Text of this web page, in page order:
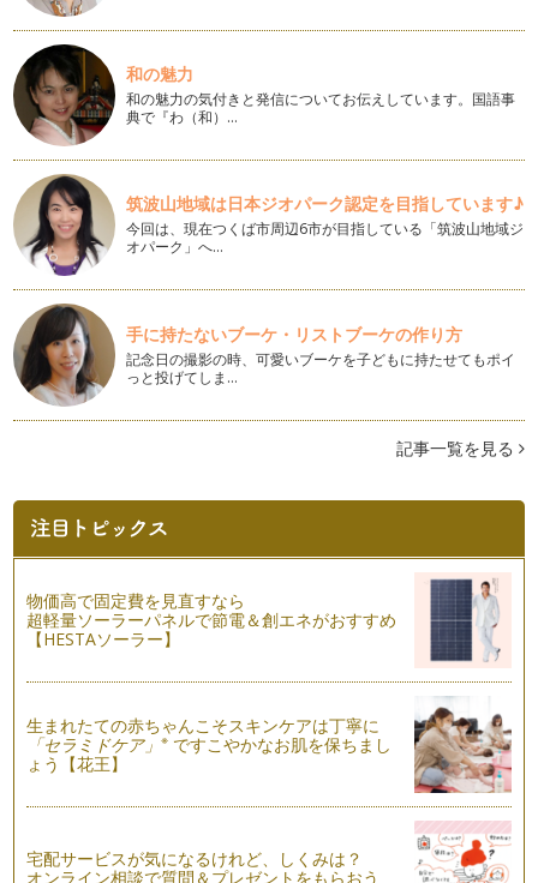
連載を通して英語学習を思う
明けましておめでとうございます。みなさん素敵なお正月を過
ごされましたか？アメリカでは日本のよ…
英単語、カタカナで読みをふるべき？
英単語の発音を学んだとき、みなさんは聞いた『音』をどのよ
うにメモしていますか？ 「あっ、こう…
英語学習コミュニティーづくり
私には１２月で１歳半になる娘が一人います。日本人の私とア
メリカ人の主人、娘には日本語も英語も…
絵本購入ヘルプガイド
前回の記事で、まずは簡単な絵の多い本からはじめ、その本の
内容に関連性のあるものを次の本として…
英語の絵本の選び方
英語を子どもたちに身近に感じて欲しい、お家でも英語の練習
前回の記事は『ママの英語ブラッシュアップへの第一歩』と題
し、ママ自身が英語にもっと触れるため…
『子どもと一緒に、私も英語力をブラッシュアップしたい！』
と思っているママは結構多いと思います…
英語のリスニング力 その2
今回も英語のリスニング力についてのお話です。学校のリスニ
ングテストのような一方的なリスニング…
英語のリスニング力 その１
英語のリスニング力とは、英語を聞き理解する力ですが、とっ
ても奥深いものです。私がここで話す&…
言語学習を多面的に考える
和の魅力
和の魅力の気付きと発信についてお伝えしています。国語事
典で『わ（和）…
筑波山地域は日本ジオパーク認定を目指しています♪
今回は、現在つくば市周辺6市が目指している「筑波山地域ジ
オパーク」へ…
手に持たないブーケ・リストブーケの作り方
記念日の撮影の時、可愛いブーケを子どもに持たせてもポイ
っと投げてしま…
記事一覧を見る
物価高で固定費を見直すなら
超軽量ソーラーパネルで節電＆創エネがおすすめ
【HESTAソーラー】
生まれたての赤ちゃんこそスキンケアは丁寧に
「セラミドケア」※ ですこやかなお肌を保ちまし
ょう【花王】
宅配サービスが気になるけれど、しくみは？
オンライン相談で質問＆プレゼントをもらおう